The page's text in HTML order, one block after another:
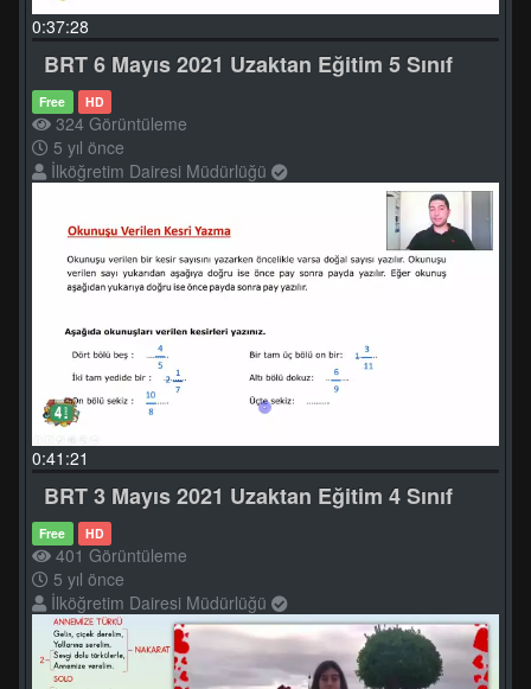
0:37:28
BRT 6 Mayıs 2021 Uzaktan Eğitim 5 Sınıf
Free HD
324 Görüntüleme
5 yıl önce
İlköğretim Dairesi Müdürlüğü
0:41:21
BRT 3 Mayıs 2021 Uzaktan Eğitim 4 Sınıf
Free HD
401 Görüntüleme
5 yıl önce
İlköğretim Dairesi Müdürlüğü